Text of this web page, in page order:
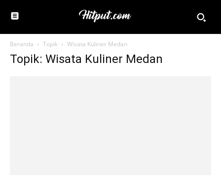
Beranda Topik Wisata Kuliner Medan
Topik: Wisata Kuliner Medan